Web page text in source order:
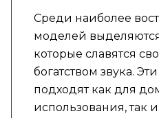
Среди наиболее
моделей
которые славятся
богатством звука.
подходят как для
использования, так